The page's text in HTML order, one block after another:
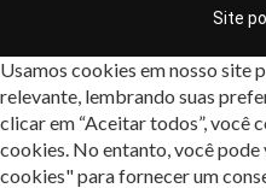
Site
Usamos cookies em nosso site
relevante, lembrando suas
clicar em “Aceitar todos”, você
cookies. No entanto, você
cookies" para fornecer um